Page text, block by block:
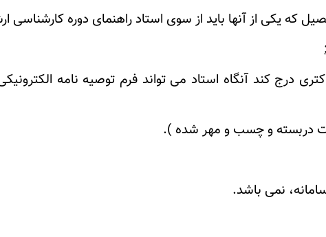
یکی از آنها باید از سوی استاد راهنمای دوره کارشناسی
درج کند آنگاه استاد می تواند فرم توصیه نامه
نمی باشد.